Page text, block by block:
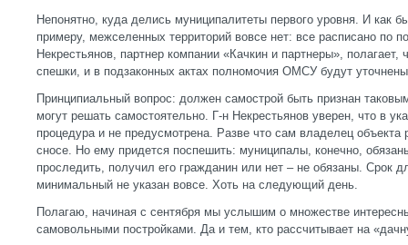
Непонятно, куда делись муниципалитеты первого уровня. И как
примеру, межселенных территорий вовсе нет: все расписано по
Некрестьянов, партнер компании «Качкин и партнеры»,
спешки, и в подзаконных актах полномочия ОМСУ будут
Принципиальный вопрос: должен самострой быть признан
могут решать самостоятельно. Г-н Некрестьянов уверен, что в
процедура и не предусмотрена. Разве что сам владелец объекта
сносе. Но ему придется поспешить: муниципалы, конечно,
проследить, получил его гражданин или нет – не обязаны. Срок
минимальный не указан вовсе. Хоть на следующий день.
Полагаю, начиная с сентября мы услышим о множестве
самовольными постройками. Да и тем, кто рассчитывает на